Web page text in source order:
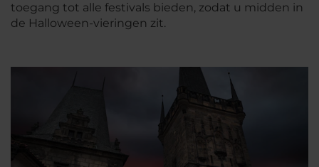
toegang tot alle festivals bieden, zodat u midden in
de Halloween-vieringen zit.